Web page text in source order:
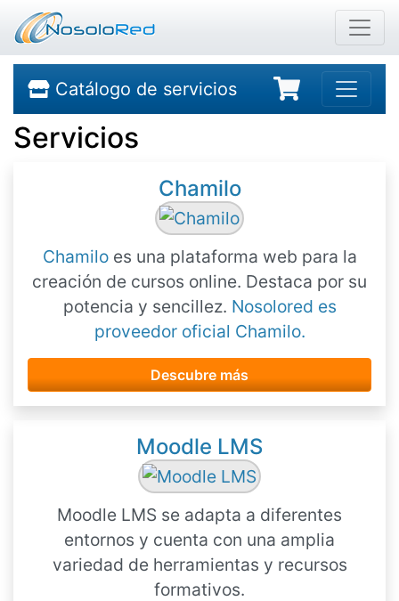
Catálogo de servicios
Servicios
Chamilo
Chamiloes una plataforma web para la
creación de cursos online. Destaca por su
potencia y sencillez. Nosolored es
proveedor oficial Chamilo.
Descubre más
Moodle LMS
Moodle LMS se adapta a diferentes
entornos y cuenta con una amplia
variedad de herramientas y recursos
formativos.